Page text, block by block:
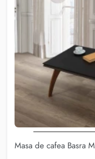
Masa de cafea Basra